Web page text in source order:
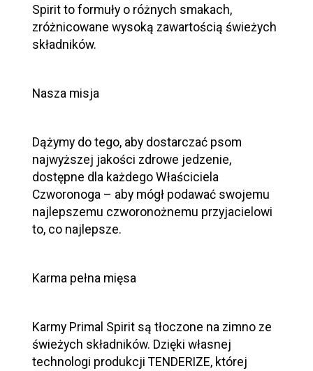
Spirit to formuły o różnych smakach,
zróżnicowane wysoką zawartością świeżych
składników.
Nasza misja
Dążymy do tego, aby dostarczać psom
najwyższej jakości zdrowe jedzenie,
dostępne dla każdego Właściciela
Czworonoga – aby mógł podawać swojemu
najlepszemu czworonożnemu przyjacielowi
to, co najlepsze.
Karma pełna mięsa
Karmy Primal Spirit są tłoczone na zimno ze
świeżych składników. Dzięki własnej
technologi produkcji TENDERIZE, której